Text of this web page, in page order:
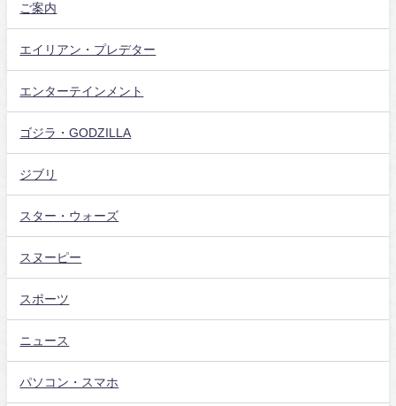
ご案内
エイリアン・プレデター
エンターテインメント
ゴジラ・GODZILLA
ジブリ
スター・ウォーズ
スヌーピー
スポーツ
ニュース
パソコン・スマホ